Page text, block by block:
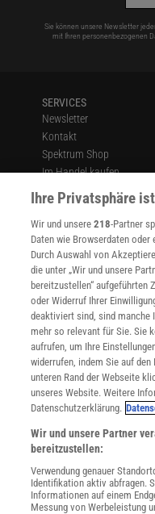
Sie können unsere Newsletter
mit Ihren personenbezogenen
SERVICES
Newsletter
Kontakt
Spektrum Shop
Im Handel kaufen
Presse
Verträge kündigen
Widerruf
INFO
Mediadaten
Datenschutz
Nutzungsbedingungen
Cookie-Einstellungen
Utiq verwalten
Nutzungsbasierte
Alle Artikel
Impressum
Angebote für Schulen
Angebote für Institutionen
Sprachen lernen mit
Lexika
Für Spektrum schreiben
Ihre Privatsphäre
Wir und unsere218-Partner
Daten wie Browserdaten oder
Durch Auswahl von
die unter „Wir und unsere
bereitzustellen“ aufgeführten
oder Widerruf Ihrer
deaktiviert sind, sind manche
mehr so relevant für Sie. Sie
aufrufen, um Ihre
widerrufen, indem Sie auf
unteren Rand der Webseite
unseres Website. Weitere
Datenschutzerklärung.
Wir und unsere Partner
bereitzustellen:
Verwendung genauer
Identifikation aktiv abfragen.
Informationen auf einem
Messung von Werbeleistung